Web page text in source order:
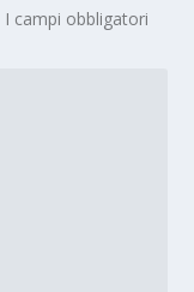
I campi obbligatori